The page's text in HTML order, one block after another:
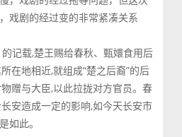
戏剧的经过变的非常紧凑关系
记载,楚王赐给春秋、甄嬛食用后
在地相近,就组成“楚之后裔”的后
赠与大臣,以此拉拢对方官员。春
安造成一定的影响,如今天长安市
如此。